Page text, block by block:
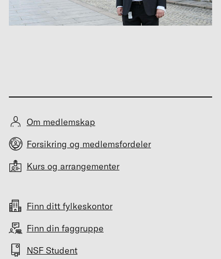
Om medlemskap
Forsikring og medlemsfordeler
Kurs og arrangementer
Finn ditt fylkeskontor
Finn din faggruppe
NSF Student